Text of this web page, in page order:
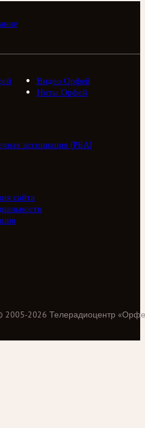
Видео Орфей
Ноты Орфей
ассоциация (РБА)
сайта
2005-2026 Телерадиоцентр